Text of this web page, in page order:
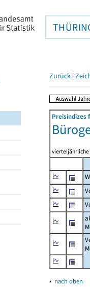
Zurück |
Preisindizes
vierteljährliche
▴ nach oben